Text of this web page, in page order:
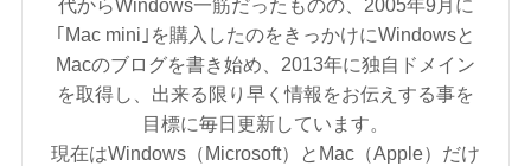
代からWindows一筋だったものの、2005年9月に
｢Mac mini｣を購入したのをきっかけにWindowsと
Macのブログを書き始め、2013年に独自ドメイン
を取得し、出来る限り早く情報をお伝えする事を
目標に毎日更新しています。
現在はWindows（Microsoft）とMac（Apple）だけ